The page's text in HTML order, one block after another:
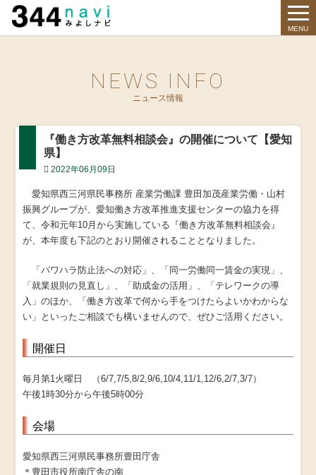
MENU
NEWS INFO
ニュース情報
『働き方改革無料相談会』の開催について【愛知
県】
2022年06月09日
愛知県西三河県民事務所 産業労働課 豊田加茂産業労働・山村
振興グループが、愛知働き方改革推進支援センターの協力を得
て、令和元年10月から実施している『働き方改革無料相談会』
が、本年度も下記のとおり開催されることとなりました。
「パワハラ防止法への対応」、「同一労働同一賃金の実現」、
「就業規則の見直し」、「助成金の活用」、「テレワークの導
入」のほか、「働き方改革で何から手をつけたらよいかわからな
い」といったご相談でも構いませんので、ぜひご活用ください。
開催日
毎月第1火曜日 （6/7,7/5,8/2,9/6,10/4,11/1,12/6,2/7,3/7）
午後1時30分から午後5時00分
会場
愛知県西三河県民事務所豊田庁舎
＊豊田市役所南庁舎の南